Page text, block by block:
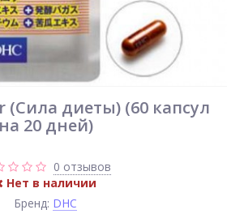
(Сила диеты) (60 капсул
на 20 дней)
0 отзывов
Нет в наличии
Бренд: DHC